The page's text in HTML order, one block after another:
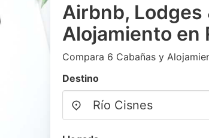
Airbnb, Lodges
Alojamiento en
Compara 6 Cabañas y
Destino